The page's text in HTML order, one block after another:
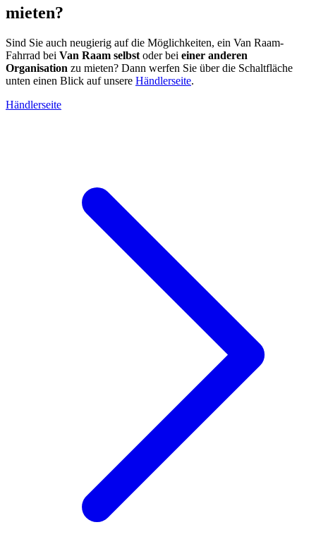
mieten?
Sind Sie auch neugierig auf die Möglichkeiten, ein Van Raam-
Fahrrad bei Van Raam selbst oder bei einer anderen
Organisation zu mieten? Dann werfen Sie über die Schaltfläche
unten einen Blick auf unsere Händlerseite.
Händlerseite